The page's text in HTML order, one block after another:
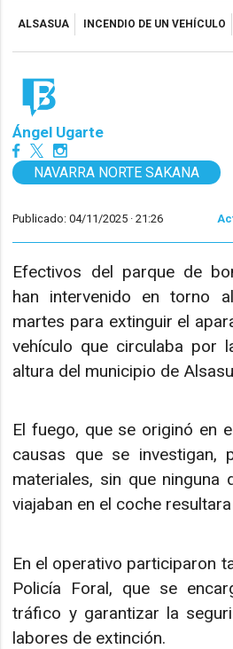
ALSASUA INCENDIO DE UN VEHÍCULO
Ángel Ugarte
NAVARRA NORTE SAKANA
Publicado: 04/11/2025 ·21:26
Efectivos del parque de
han intervenido en torno
martes para extinguir el
vehículo que circulaba por
altura del municipio de
El fuego, que se originó en
causas que se investigan,
materiales, sin que ninguna
viajaban en el coche
En el operativo participaron
Policía Foral, que se
tráfico y garantizar la
labores de extinción.